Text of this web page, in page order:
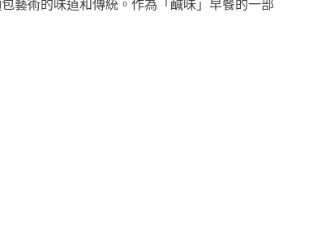
藝術的味道和傳統。作為「鹹味」早餐的一部